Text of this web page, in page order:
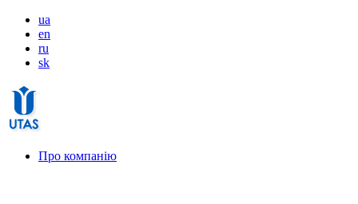
ua
en
ru
sk
Про компанію